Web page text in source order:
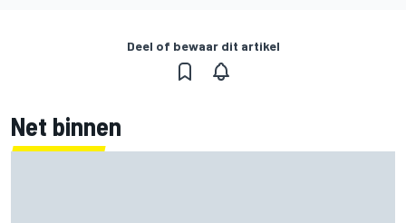
Deel of bewaar dit artikel
Net binnen